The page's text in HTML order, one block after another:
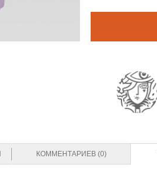
КОММЕНТАРИЕВ (0)